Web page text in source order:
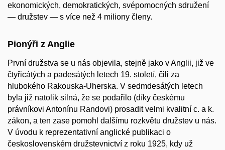
ekonomických, demokratických, svépomocných sdružení
— družstev — s více než 4 miliony členy.
Pionýři z Anglie
První družstva se u nás objevila, stejně jako v Anglii, již ve
čtyřicátých a padesátých letech 19. století, čili za
hlubokého Rakouska-Uherska. V sedmdesátých letech
byla již natolik silná, že se podařilo (díky českému
právníkovi Antonínu Randovi) prosadit velmi kvalitní c. a k.
zákon, a ten zase pomohl dalšímu rozkvětu družstev u nás.
V úvodu k reprezentativní anglické publikaci o
československém družstevnictví z roku 1925, kdy už